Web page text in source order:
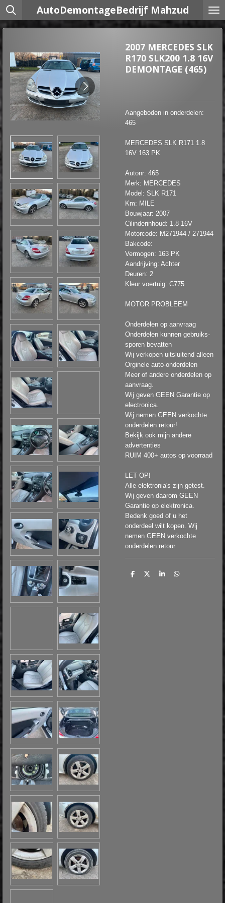
Ga
direct
naar
AutoDemontageBedrijf Mahzud
2007 MERCEDES SLK
R170 SLK200 1.8 16V
DEMONTAGE (465)
Aangeboden in onderdelen:
465
MERCEDES SLK R171 1.8
16V 163 PK
Autonr: 465
Merk: MERCEDES
Model: SLK R171
Km: MILE
Bouwjaar: 2007
Cilinderinhoud: 1.8 16V
Motorcode: M271944 / 271944
Bakcode:
Vermogen: 163 PK
Aandrijving: Achter
Deuren: 2
Kleur voertuig: C775
MOTOR PROBLEEM
Onderdelen op aanvraag
Onderdelen kunnen gebruiks-
sporen bevatten
Wij verkopen uitsluitend alleen
Orginele auto-onderdelen
Meer of andere onderdelen op
aanvraag.
Wij geven GEEN Garantie op
electronica.
Wij nemen GEEN verkochte
onderdelen retour!
Bekijk ook mijn andere
advertenties
RUIM 400+ autos op voorraad
LET OP!
Alle elektronia's zijn getest.
Wij geven daarom GEEN
Garantie op elektronica.
Bedenk goed of u het
onderdeel wilt kopen. Wij
nemen GEEN verkochte
onderdelen retour.
D
D
S
D